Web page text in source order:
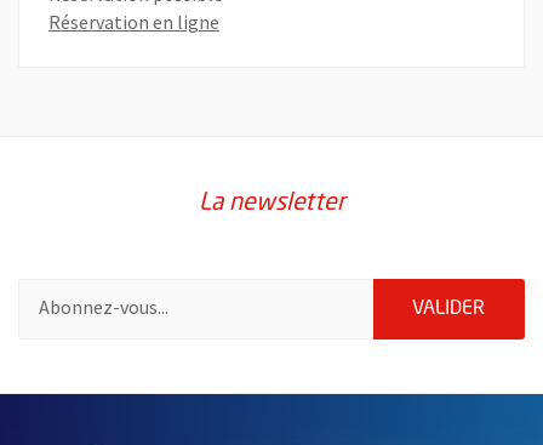
Réservation en ligne
La newsletter
VALIDER